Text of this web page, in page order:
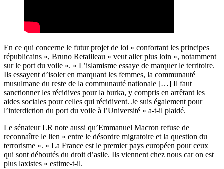
En ce qui concerne le futur projet de loi « confortant les principes
républicains », Bruno Retailleau « veut aller plus loin », notamment
sur le port du voile ». « L’islamisme essaye de marquer le territoire.
Ils essayent d’isoler en marquant les femmes, la communauté
musulmane du reste de la communauté nationale […] Il faut
sanctionner les récidives pour la burka, y compris en arrêtant les
aides sociales pour celles qui récidivent. Je suis également pour
l’interdiction du port du voile à l’Université » a-t-il plaidé.
Le sénateur LR note aussi qu’Emmanuel Macron refuse de
reconnaître le lien « entre le désordre migratoire et la question du
terrorisme ». « La France est le premier pays européen pour ceux
qui sont déboutés du droit d’asile. Ils viennent chez nous car on est
plus laxistes » estime-t-il.